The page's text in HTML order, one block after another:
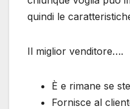
quindi le
Il miglior venditore….
È e rimane se
Fornisce al